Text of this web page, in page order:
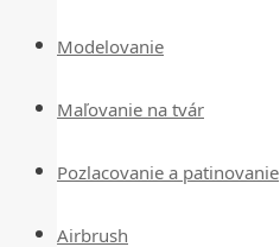
Modelovanie
Maľovanie na tvár
Pozlacovanie a patinovanie
Airbrush